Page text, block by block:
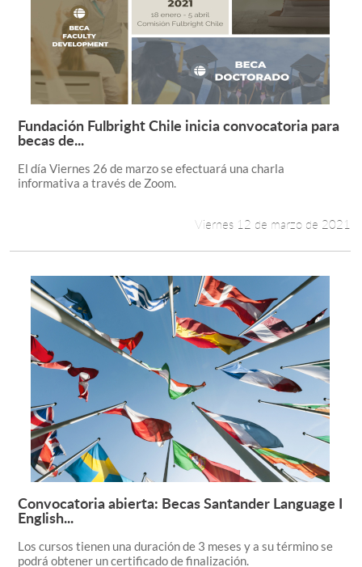
Leer más +
Fundación Fulbright Chile inicia convocatoria para
becas de...
El día Viernes 26 de marzo se efectuará una charla
informativa a través de Zoom.
Viernes 12 de marzo de 2021
Leer más +
Convocatoria abierta: Becas Santander Language I
English...
Los cursos tienen una duración de 3 meses y a su término se
podrá obtener un certificado de finalización.